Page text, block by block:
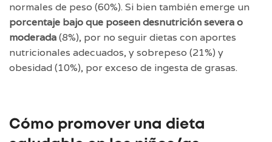
normales de peso (60%). Si bien también emerge un
porcentaje bajo que poseen desnutrición severa o
moderada(8%), por no seguir dietas con aportes
nutricionales adecuados, y sobrepeso (21%) y
obesidad (10%), por exceso de ingesta de grasas.
Cómo promover una dieta